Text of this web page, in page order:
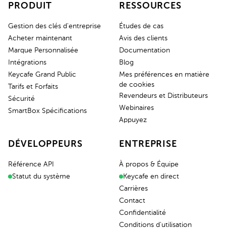
PRODUIT
Gestion des clés d'entreprise
Acheter maintenant
Marque Personnalisée
Intégrations
Keycafe Grand Public
Tarifs et Forfaits
Sécurité
SmartBox Spécifications
RESSOURCES
Études de cas
Avis des clients
Documentation
Blog
Mes préférences en matière
de cookies
Revendeurs et Distributeurs
Webinaires
Appuyez
DÉVELOPPEURS
Référence API
Statut du système
ENTREPRISE
À propos & Équipe
Keycafe en direct
Carrières
Contact
Confidentialité
Conditions d'utilisation